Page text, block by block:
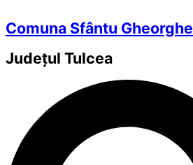
Comuna Sfântu Gheorghe
Județul Tulcea